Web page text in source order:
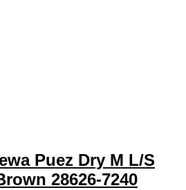
Puez Dry M L/S
28626-7240